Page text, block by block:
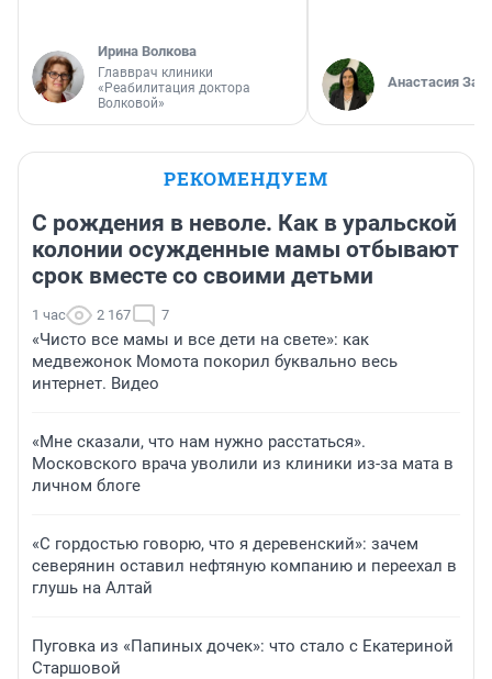
Ирина Волкова
Главврач клиники
«Реабилитация доктора
Волковой»
Анастасия
РЕКОМЕНДУЕМ
С рождения в неволе. Как в уральской
колонии осужденные мамы отбывают
срок вместе со своими детьми
1 час 2 167 7
«Чисто все мамы и все дети на свете»: как
медвежонок Момота покорил буквально весь
интернет. Видео
«Мне сказали, что нам нужно расстаться».
Московского врача уволили из клиники из-за мата в
личном блоге
«С гордостью говорю, что я деревенский»: зачем
северянин оставил нефтяную компанию и переехал в
глушь на Алтай
Пуговка из «Папиных дочек»: что стало с Екатериной
Старшовой